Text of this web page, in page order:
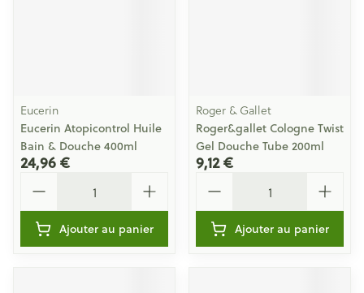
Eucerin
Eucerin Atopicontrol Huile
Bain & Douche 400ml
24,96 €
Ajouter au panier
Roger & Gallet
Roger&gallet Cologne Twist
Gel Douche Tube 200ml
9,12 €
Ajouter au panier